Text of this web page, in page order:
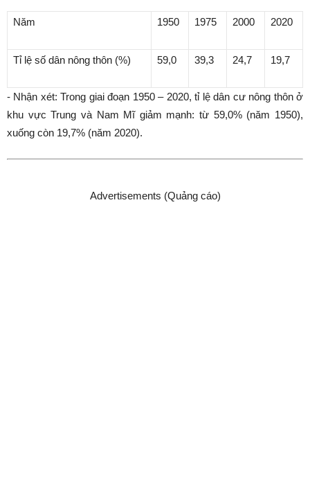
Năm 1950 1975 2000 2020
Tỉ lệ số dân nông thôn (%) 59,0 39,3 24,7 19,7
- Nhận xét: Trong giai đoạn 1950 – 2020, tỉ lệ dân cư nông thôn ở
khu vực Trung và Nam Mĩ giảm mạnh: từ 59,0% (năm 1950),
xuống còn 19,7% (năm 2020).
Advertisements (Quảng cáo)